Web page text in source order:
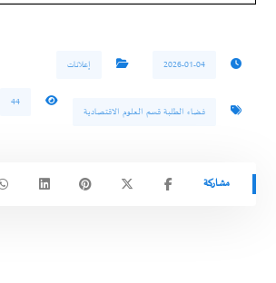
2026-01-04 إعلانات
فضاء الطلبة قسم العلوم الاقتصادية
44